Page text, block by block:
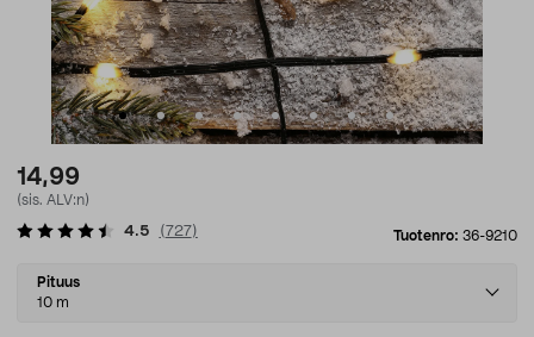
14,99
(sis. ALV:n)
Tuotenro: 36-9210
4.5 (727)
Select
variant
Pituus
10 m